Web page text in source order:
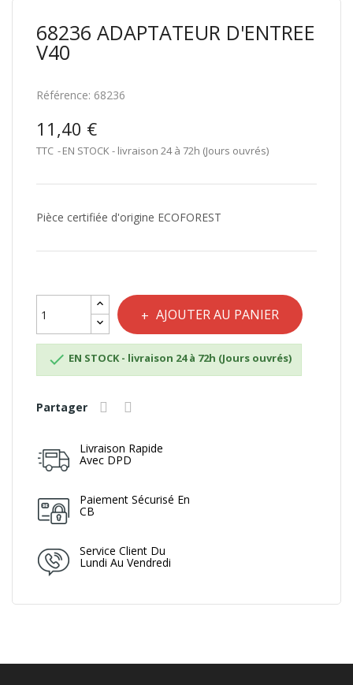
68236 ADAPTATEUR D'ENTREE
V40
Référence: 68236
11,40 €
TTC EN STOCK - livraison 24 à 72h (Jours ouvrés)
Pièce certifiée d'origine ECOFOREST
AJOUTER AU PANIER
 EN STOCK - livraison 24 à 72h (Jours ouvrés)
Partager
Livraison Rapide
Avec DPD
Paiement Sécurisé En
CB
Service Client Du
Lundi Au Vendredi